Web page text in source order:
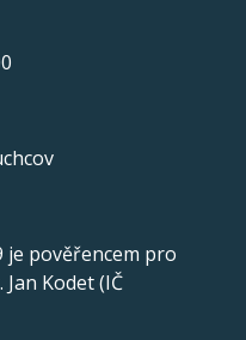
je pověřencem pro
Kodet (IČ